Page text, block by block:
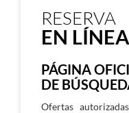
RESERVA
EN LÍNEA
PÁGINA
DE
Ofertas